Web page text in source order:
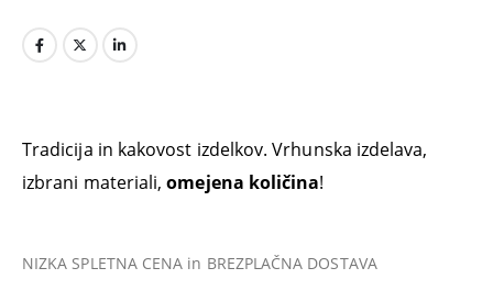
Tradicija in kakovost izdelkov.Vrhunska izdelava,
izbrani materiali, omejena količina!
NIZKA SPLETNA CENA in BREZPLAČNA DOSTAVA